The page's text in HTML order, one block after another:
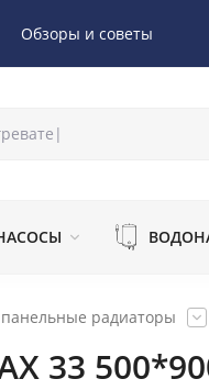
Обзоры и советы
радиаторы
33